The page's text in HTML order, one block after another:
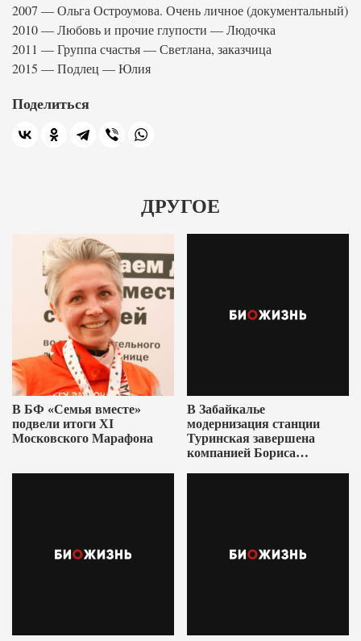
2007 — Ольга Остроумова. Очень личное (документальный)
2010 — Любовь и прочие глупости — Людочка
2011 — Группа счастья — Светлана, заказчица
2015 — Подлец — Юлия
Поделиться
ДРУГОЕ
В БФ «Семья вместе»
подвели итоги XI
Московского Марафона
В Забайкалье
модернизация станции
Туринская завершена
компанией Бориса